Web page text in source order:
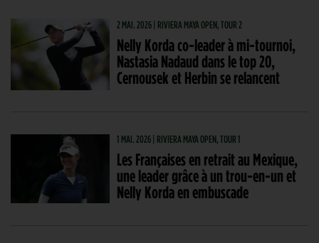
2 MAI. 2026 | RIVIERA MAYA OPEN, TOUR 2
Nelly Korda co-leader à mi-tournoi,
Nastasia Nadaud dans le top 20,
Cernousek et Herbin se relancent
1 MAI. 2026 | RIVIERA MAYA OPEN, TOUR 1
Les Françaises en retrait au Mexique,
une leader grâce à un trou-en-un et
Nelly Korda en embuscade